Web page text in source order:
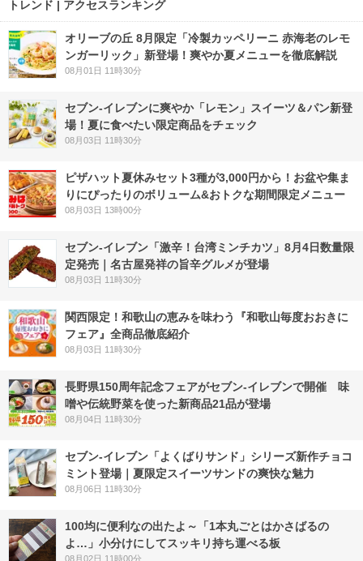
トレンド | アクセスランキング
オリーブの丘 8月限定「冷製カッペリーニ 赤海老のレモ
ンガーリック」新登場！爽やか夏メニューを徹底解説
08月01日 11時30分
セブン‐イレブンに爽やか「レモン」スイーツ＆パン新登
場！夏に食べたい限定商品をチェック
08月03日 11時30分
ピザハット夏休みセット3種が3,000円から！お盆や集ま
りにぴったりのボリューム&おトクな期間限定メニュー
08月03日 13時00分
セブン-イレブン「激辛！台湾ミンチカツ」8月4日数量限
定発売｜名古屋発祥の旨辛グルメが登場
08月03日 11時30分
関西限定！和歌山の恵みを味わう『和歌山毎度おおきに
フェア』全商品徹底紹介
08月03日 11時30分
長野県150周年記念フェアがセブン-イレブンで開催 味
噌や伝統野菜を使った新商品21品が登場
08月04日 11時30分
セブン‐イレブン「よくばりサンド」シリーズ新作チョコ
ミント登場｜夏限定スイーツサンドの爽快な魅力
08月06日 11時30分
100均に便利なの出たよ～「1本丸ごとはかさばるの
よ…」小分けにしてスッキリ持ち運べる板
08月02日 11時00分